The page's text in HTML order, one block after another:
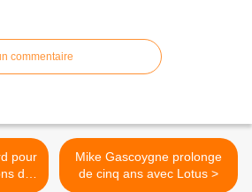
commentaire
des
Mike Gascoygne prolonge
de cinq ans avec Lotus >